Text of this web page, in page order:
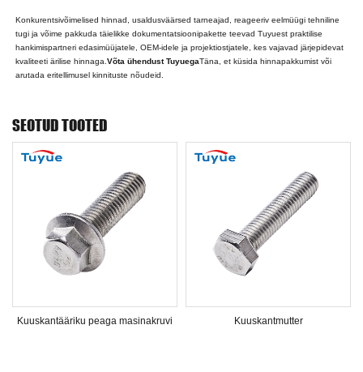
Konkurentsivõimelised hinnad, usaldusväärsed tarneajad, reageeriv eelmüügi tehniline
tugi ja võime pakkuda täielikke dokumentatsioonipakette teevad Tuyuest praktilise
hankimispartneri edasimüüjatele, OEM-idele ja projektiostjatele, kes vajavad järjepidevat
kvaliteeti ärilise hinnaga.Võta ühendust TuyuegaTäna, et küsida hinnapakkumist või
arutada eritellimusel kinnituste nõudeid.
SEOTUD TOOTED
Kuuskantääriku peaga masinakruvi Kuuskantmutter